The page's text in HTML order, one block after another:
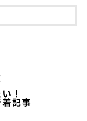
！
着記事